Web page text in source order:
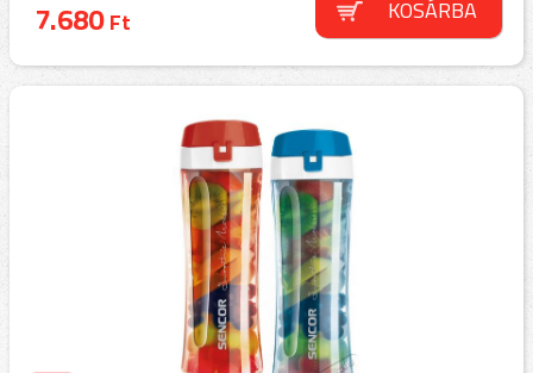
7.680Ft KOSÁRBA